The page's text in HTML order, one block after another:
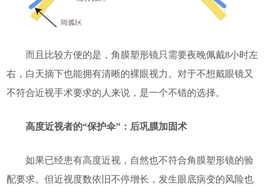
而且比较方便的是，角膜塑形镜只需要夜晚佩戴8小时左
右，白天摘下也能拥有清晰的裸眼视力。对于不想戴眼镜又
不符合近视手术要求的人来说，是一个不错的选择。
高度近视者的“保护伞”：后巩膜加固术
如果已经患有高度近视，自然也不符合角膜塑形镜的验
配要求。但近视度数依旧不停增长，发生眼底病变的风险也